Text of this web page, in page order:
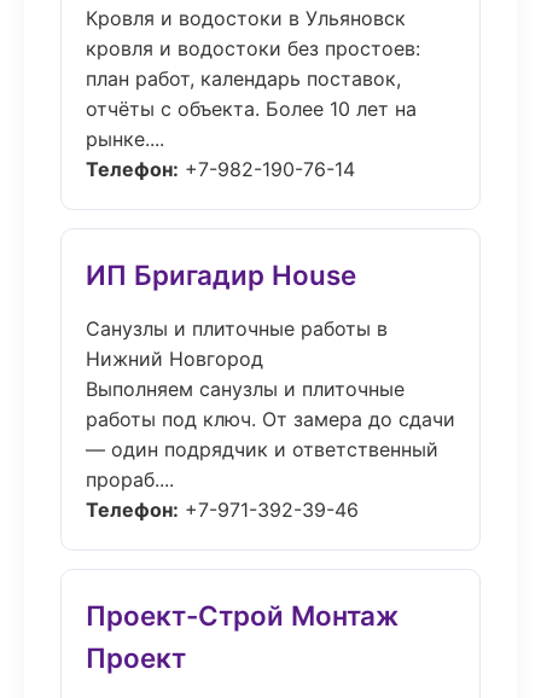
Кровля и водостоки в Ульяновск
кровля и водостоки без простоев:
план работ, календарь поставок,
отчёты с объекта. Более 10 лет на
рынке....
Телефон: +7-982-190-76-14
ИП Бригадир House
Санузлы и плиточные работы в
Нижний Новгород
Выполняем санузлы и плиточные
работы под ключ. От замера до сдачи
— один подрядчик и ответственный
прораб....
Телефон: +7-971-392-39-46
Проект-Строй Монтаж
Проект